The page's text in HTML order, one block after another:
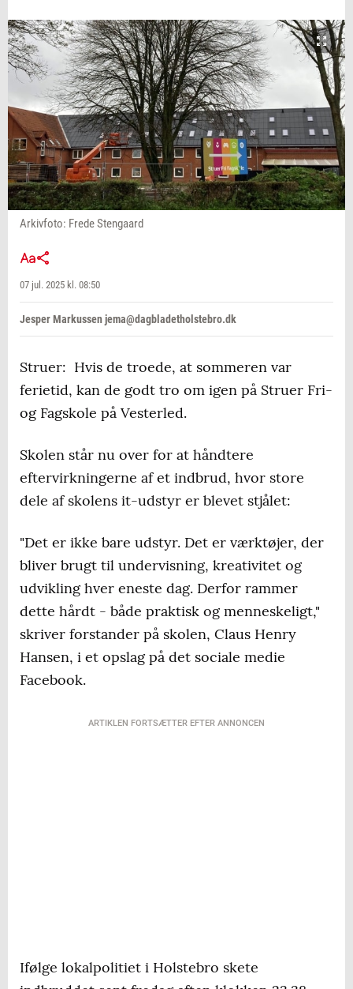
Arkivfoto: Frede Stengaard
07 jul. 2025 kl. 08:50
Jesper Markussen jema@dagbladetholstebro.dk
Struer: Hvis de troede, at sommeren var
ferietid, kan de godt tro om igen på Struer Fri-
og Fagskole på Vesterled.
Skolen står nu over for at håndtere
eftervirkningerne af et indbrud, hvor store
dele af skolens it-udstyr er blevet stjålet:
"Det er ikke bare udstyr. Det er værktøjer, der
bliver brugt til undervisning, kreativitet og
udvikling hver eneste dag. Derfor rammer
dette hårdt - både praktisk og menneskeligt,"
skriver forstander på skolen, Claus Henry
Hansen, i et opslag på det sociale medie
Facebook.
ARTIKLEN FORTSÆTTER EFTER ANNONCEN
Ifølge lokalpolitiet i Holstebro skete